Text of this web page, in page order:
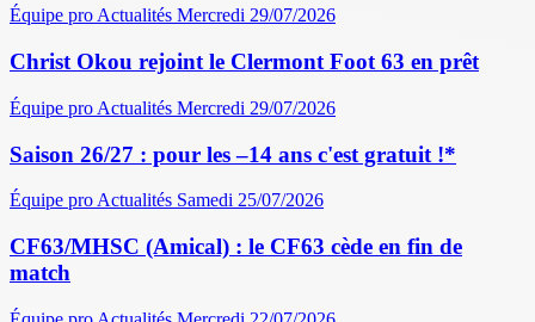
Équipe proActualités Mercredi 29/07/2026
Christ Okou rejoint le Clermont Foot 63 en prêt
Équipe pro Actualités Mercredi 29/07/2026
Saison 26/27 : pour les –14 ans c'est gratuit !*
Équipe pro Actualités Samedi 25/07/2026
CF63/MHSC (Amical) : le CF63 cède en fin de
match